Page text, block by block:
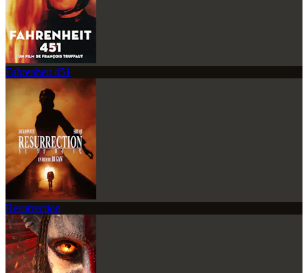
Fahrenheit 451
Resurrection